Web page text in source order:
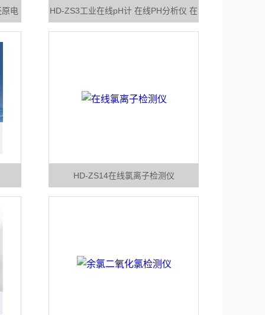
电 HD-ZS3工业在线pH计 在线PH分析仪 在
线酸碱度仪
HD-ZS14在线氯离子检测仪